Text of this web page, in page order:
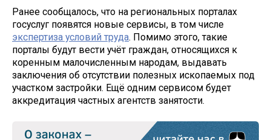
Ранее сообщалось, что на региональных порталах
госуслуг появятся новые сервисы, в том числе
экспертиза условий труда. Помимо этого, такие
порталы будут вести учёт граждан, относящихся к
коренным малочисленным народам, выдавать
заключения об отсутствии полезных ископаемых под
участком застройки. Ещё одним сервисом будет
аккредитация частных агентств занятости.